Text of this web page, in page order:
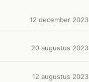
12 december 2023
20 augustus 2023
12 augustus 2023